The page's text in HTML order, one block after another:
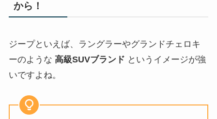
から！
ジープといえば、ラングラーやグランドチェロキ
ーのような 高級SUVブランド というイメージが強
いですよね。